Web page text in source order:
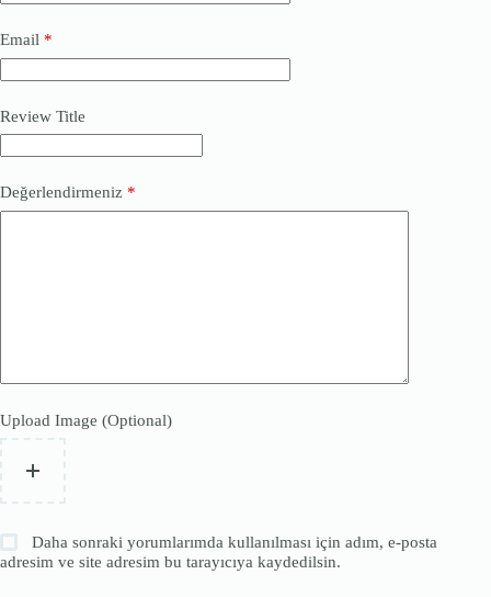
Email *
Review Title
Değerlendirmeniz *
Upload Image (Optional)
Daha sonraki yorumlarımda kullanılması için adım, e-posta
adresim ve site adresim bu tarayıcıya kaydedilsin.